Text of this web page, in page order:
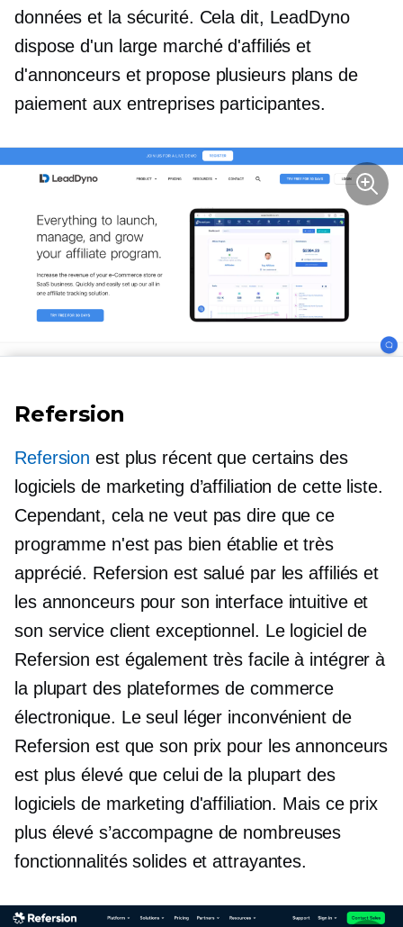
données et la sécurité. Cela dit, LeadDyno
dispose d'un large marché d'affiliés et
d'annonceurs et propose plusieurs plans de
paiement aux entreprises participantes.
Refersion
Refersion est plus récent que certains des
logiciels de marketing d’affiliation de cette liste.
Cependant, cela ne veut pas dire que ce
programme n'est pas bien établieet très
apprécié. Refersion est salué par les affiliés et
les annonceurs pour son interface intuitive et
son service client exceptionnel. Le logiciel de
Refersion est également très facile à intégrer à
la plupart des plateformes de commerce
électronique. Le seul léger inconvénient de
Refersion est que son prix pour les annonceurs
est plus élevé que celui de la plupart des
logiciels de marketing d'affiliation. Mais ce prix
plus élevé s’accompagne de nombreuses
fonctionnalités solides et attrayantes.